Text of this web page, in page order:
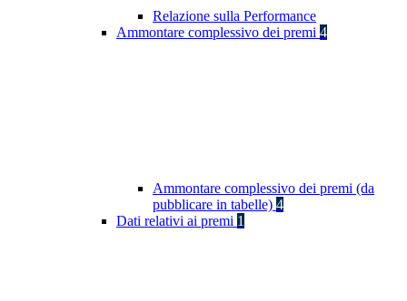
Relazione sulla Performance
Ammontare complessivo dei premi 4
Ammontare complessivo dei premi (da
pubblicare in tabelle) 4
Dati relativi ai premi 1